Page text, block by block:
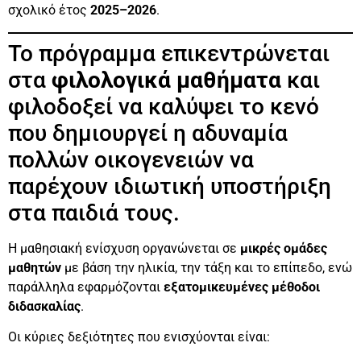
σχολικό έτος 2025–2026.
Το πρόγραμμα επικεντρώνεται
στα φιλολογικά μαθήματα και
φιλοδοξεί να καλύψει το κενό
που δημιουργεί η αδυναμία
πολλών οικογενειών να
παρέχουν ιδιωτική υποστήριξη
στα παιδιά τους.
Η μαθησιακή ενίσχυση οργανώνεται σε μικρές ομάδες
μαθητών με βάση την ηλικία, την τάξη και το επίπεδο, ενώ
παράλληλα εφαρμόζονται εξατομικευμένες μέθοδοι
διδασκαλίας.
Οι κύριες δεξιότητες που ενισχύονται είναι: